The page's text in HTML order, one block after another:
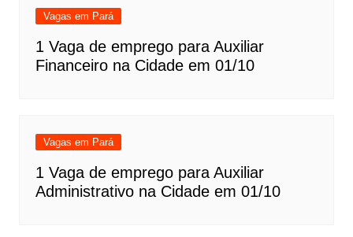
Vagas em Pará
1 Vaga de emprego para Auxiliar
Financeiro na Cidade em 01/10
Vagas em Pará
1 Vaga de emprego para Auxiliar
Administrativo na Cidade em 01/10